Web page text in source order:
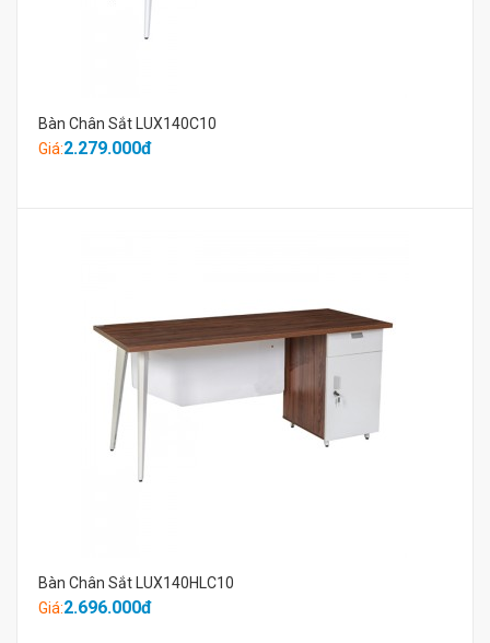
Bàn Chân Sắt LUX140C10
Giá:2.279.000đ
Bàn Chân Sắt LUX140HLC10
Giá:2.696.000đ